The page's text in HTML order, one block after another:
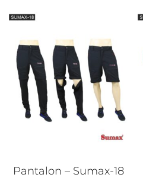
Pantalon – Sumax-18